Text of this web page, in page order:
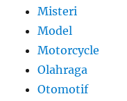
Misteri
Model
Motorcycle
Olahraga
Otomotif